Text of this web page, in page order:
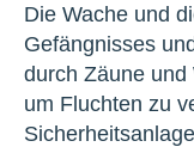
Die Wache und
Gefängnisses
durch Zäune und
um Fluchten zu